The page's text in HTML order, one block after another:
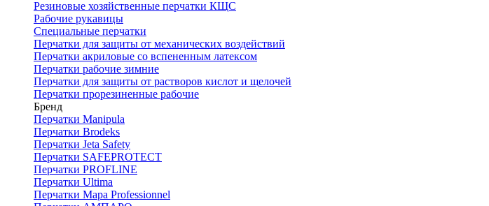
Резиновые хозяйственные перчатки КЩС
Рабочие рукавицы
Специальные перчатки
Перчатки для защиты от механических воздействий
Перчатки акриловые со вспененным латексом
Перчатки рабочие зимние
Перчатки для защиты от растворов кислот и щелочей
Перчатки прорезиненные рабочие
Бренд
Перчатки Manipula
Перчатки Brodeks
Перчатки Jeta Safety
Перчатки SAFEPROTECT
Перчатки PROFLINE
Перчатки Ultima
Перчатки Мара Professionnel